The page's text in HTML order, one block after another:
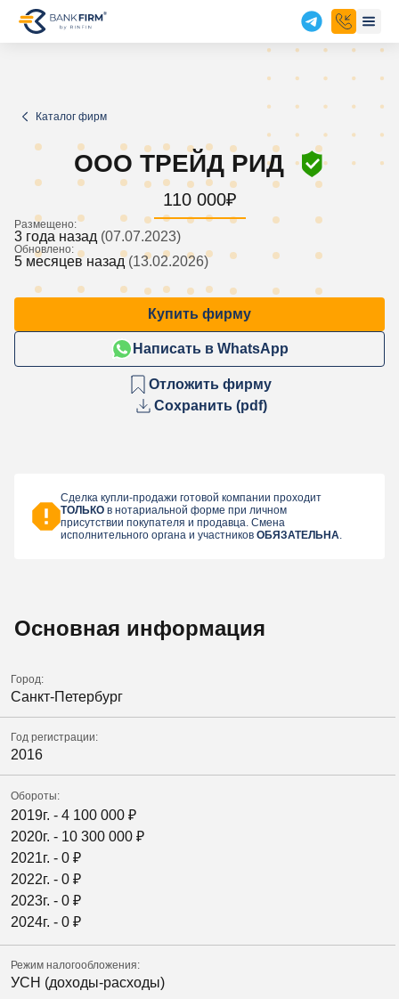
Каталог фирм
ООО ТРЕЙД РИД
110 000₽
Размещено:
3 года назад (07.07.2023)
Обновлено:
5 месяцев назад (13.02.2026)
Купить фирму
Написать в WhatsApp
Отложить фирму
Сохранить (pdf)
Сделка купли-продажи готовой компании проходит
ТОЛЬКО в нотариальной форме при личном
присутствии покупателя и продавца. Смена
исполнительного органа и участников ОБЯЗАТЕЛЬНА.
Основная информация
Город:
Санкт-Петербург
Год регистрации:
2016
Обороты:
2019г. - 4 100 000 ₽
2020г. - 10 300 000 ₽
2021г. - 0 ₽
2022г. - 0 ₽
2023г. - 0 ₽
2024г. - 0 ₽
Режим налогообложения:
УСН (доходы-расходы)